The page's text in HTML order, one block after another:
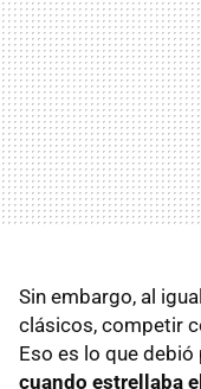
Sin embargo, al
clásicos, competir
Eso es lo que
cuando estrellaba